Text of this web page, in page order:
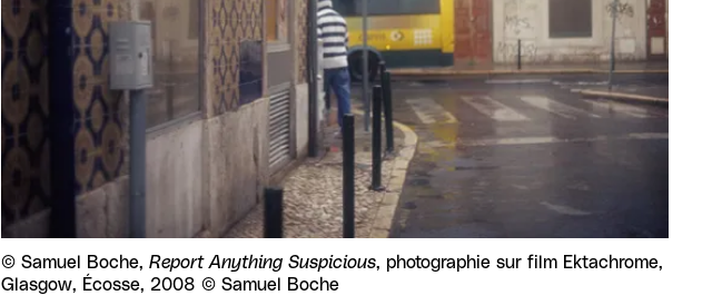
Droits réservés :
© Samuel Boche, Report Anything Suspicious, photographie sur film Ektachrome,
Glasgow, Écosse, 2008 © Samuel Boche